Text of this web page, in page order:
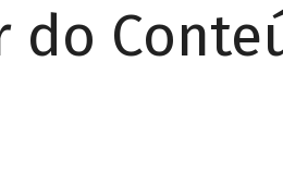
do